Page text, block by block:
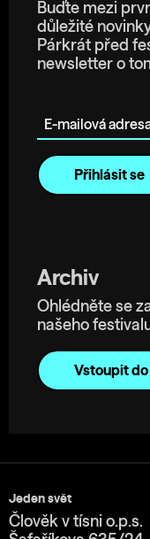
Buďte mezi
důležité
Párkrát před
newsletter o
Archiv
Ohlédněte se
našeho
Vstoupit
Jeden svět
Člověk v tísni o.p.s.